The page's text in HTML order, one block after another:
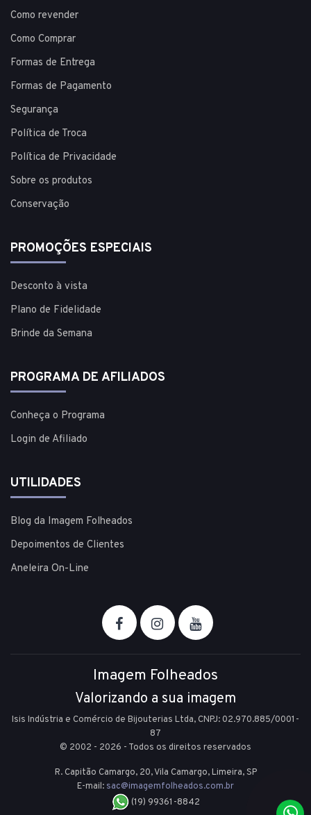
Como revender
Como Comprar
Formas de Entrega
Formas de Pagamento
Segurança
Política de Troca
Política de Privacidade
Sobre os produtos
Conservação
PROMOÇÕES ESPECIAIS
Desconto à vista
Plano de Fidelidade
Brinde da Semana
PROGRAMA DE AFILIADOS
Conheça o Programa
Login de Afiliado
UTILIDADES
Blog da Imagem Folheados
Depoimentos de Clientes
Aneleira On-Line
Imagem Folheados
Valorizando a sua imagem
Isis Indústria e Comércio de Bijouterias Ltda, CNPJ: 02.970.885/0001-
87
© 2002 - 2026 - Todos os direitos reservados
R. Capitão Camargo, 20, Vila Camargo,Limeira,SP
E-mail: sac@imagemfolheados.com.br
(19) 99361-8842